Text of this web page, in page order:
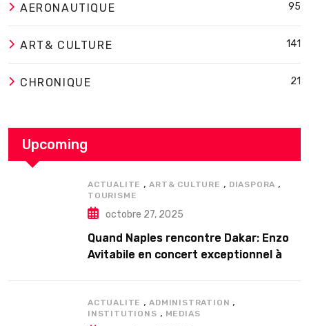
AERONAUTIQUE 95
ART& CULTURE 141
CHRONIQUE 21
Upcoming
ACTUALITE ,ART& CULTURE , DIASPORA ,
TOURISME
octobre 27, 2025
Quand Naples rencontre Dakar: Enzo
Avitabile en concert exceptionnel à
ACTUALITE ,ADMINISTRATION ,
INSTITUTIONS , MEDIAS